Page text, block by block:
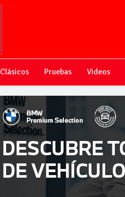
Clásicos Pruebas Videos